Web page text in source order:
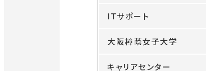
ITサポート
大阪樟蔭女子大学
キャリアセンター